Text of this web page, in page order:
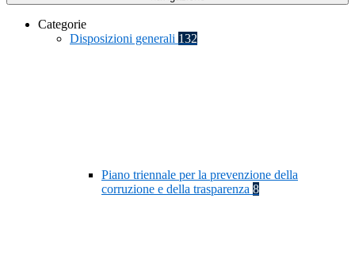
Categorie
Disposizioni generali 132
Piano triennale per la prevenzione della
corruzione e della trasparenza 8